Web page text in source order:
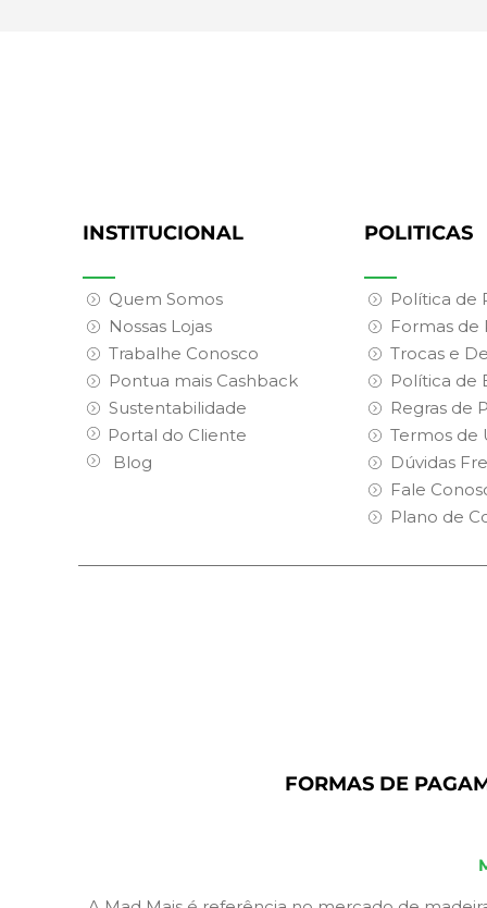
INSTITUCIONAL
Quem Somos
Nossas Lojas
Trabalhe Conosco
Pontua mais Cashback
Sustentabilidade
Portal do Cliente
Blog
POLITICAS
Política de
Formas
Trocas e
Política de
Regras de
Termos de
Dúvidas
Fale
Plano de
FORMAS DE